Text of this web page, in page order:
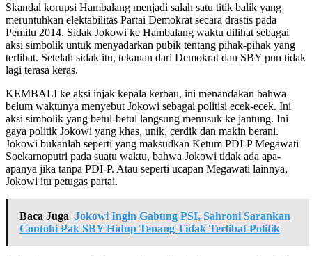
Skandal korupsi Hambalang menjadi salah satu titik balik yang
meruntuhkan elektabilitas Partai Demokrat secara drastis pada
Pemilu 2014. Sidak Jokowi ke Hambalang waktu dilihat sebagai
aksi simbolik untuk menyadarkan pubik tentang pihak-pihak yang
terlibat. Setelah sidak itu, tekanan dari Demokrat dan SBY pun tidak
lagi terasa keras.
KEMBALI ke aksi injak kepala kerbau, ini menandakan bahwa
belum waktunya menyebut Jokowi sebagai politisi ecek-ecek. Ini
aksi simbolik yang betul-betul langsung menusuk ke jantung. Ini
gaya politik Jokowi yang khas, unik, cerdik dan makin berani.
Jokowi bukanlah seperti yang maksudkan Ketum PDI-P Megawati
Soekarnoputri pada suatu waktu, bahwa Jokowi tidak ada apa-
apanya jika tanpa PDI-P. Atau seperti ucapan Megawati lainnya,
Jokowi itu petugas partai.
Baca Juga Jokowi Ingin Gabung PSI, Sahroni Sarankan
Contohi Pak SBY Hidup Tenang Tidak Terlibat Politik